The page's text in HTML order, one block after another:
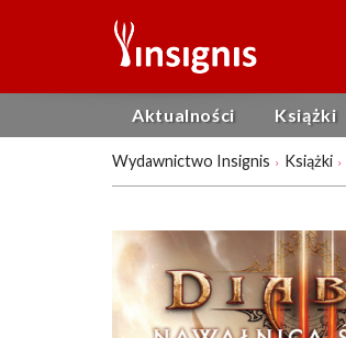
Aktualności Książki
Wydawnictwo Insignis Książki